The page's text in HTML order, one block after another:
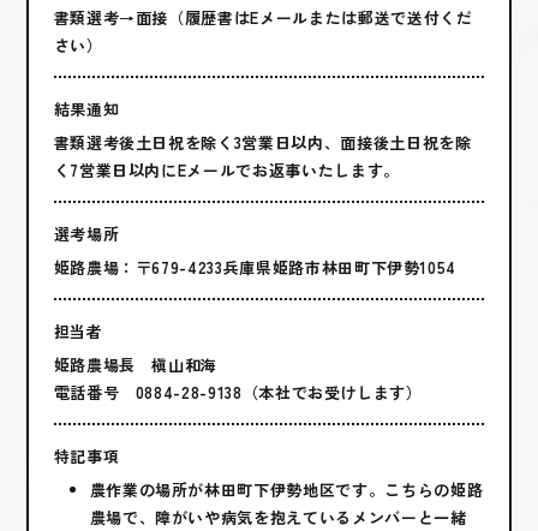
書類選考→面接（履歴書はEメールまたは郵送で送付くだ
さい）
結果通知
書類選考後土日祝を除く3営業日以内、面接後土日祝を除
く7営業日以内にEメールでお返事いたします。
選考場所
姫路農場：〒679-4233兵庫県姫路市林田町下伊勢1054
担当者
姫路農場長 槇山和海
電話番号 0884-28-9138（本社でお受けします）
特記事項
農作業の場所が林田町下伊勢地区です。こちらの姫路
農場で、障がいや病気を抱えているメンバーと一緒